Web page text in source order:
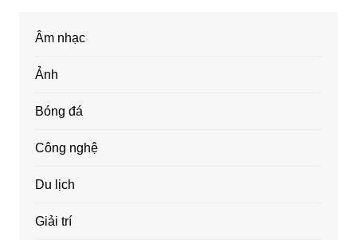
Âm nhạc
Ảnh
Bóng đá
Công nghệ
Du lịch
Giải trí